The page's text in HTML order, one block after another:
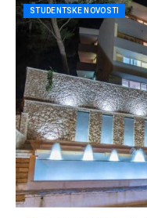
STUDENTSKE NOVOSTI